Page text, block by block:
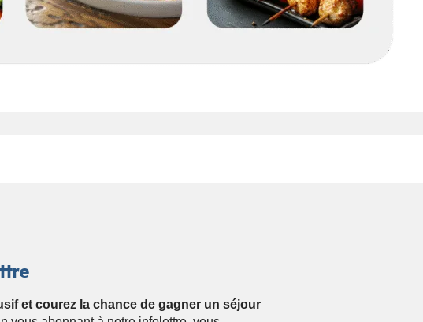
et courez la chance de gagner un séjour